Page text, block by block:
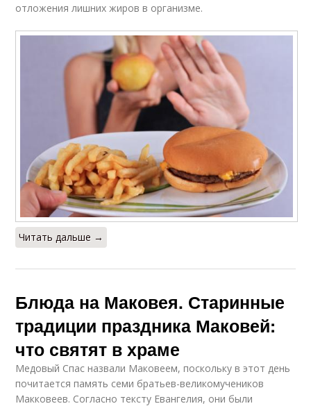
отложения лишних жиров в организме.
Читать дальше →
Блюда на Маковея. Старинные
традиции праздника Маковей:
что святят в храме
Медовый Спас назвали Маковеем, поскольку в этот день
почитается память семи братьев-великомучеников
Макковеев. Согласно тексту Евангелия, они были